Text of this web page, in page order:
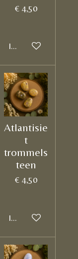
€ 4,50
In winkelwagen
Atlantisie
t
trommels
teen
€ 4,50
In winkelwagen